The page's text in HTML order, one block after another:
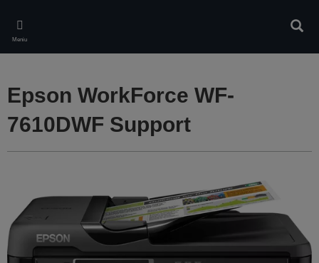
main
content
Meniu
Epson WorkForce WF-
7610DWF Support